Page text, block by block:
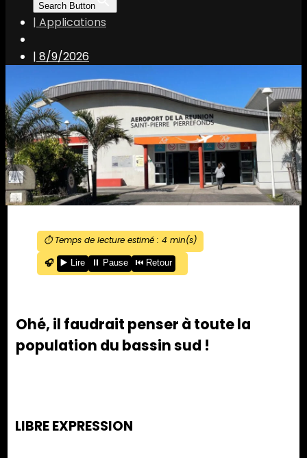
Search Button
| Applications
| 8/9/2026
⏱️ Temps de lecture estimé : 4 min(s)
🎧
▶️ Lire ⏸️ Pause ⏮️ Retour
Ohé, il faudrait penser à toute la
population du bassin sud !
LIBRE EXPRESSION